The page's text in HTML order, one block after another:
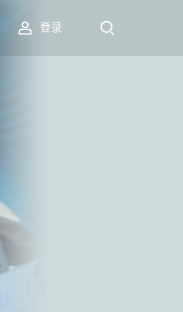
登录